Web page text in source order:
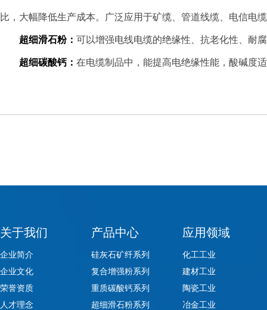
比，大幅降低生产成本。广泛应用于矿缆、管道线缆、电信电
超细滑石粉： 可以增强电线电缆的绝缘性、抗老化性、耐
超细碳酸钙： 在电缆制品中，能提高电绝缘性能，酸碱度
关于我们
企业简介
企业文化
荣誉资质
人才理念
产品中心
硅灰石矿纤系列
复合增强粉系列
重质碳酸钙系列
超细滑石粉系列
应用领域
化工工业
建材工业
陶瓷工业
冶金工业